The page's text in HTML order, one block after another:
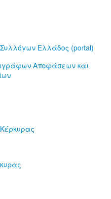
Ελλάδος (portal)
Αποφάσεων και